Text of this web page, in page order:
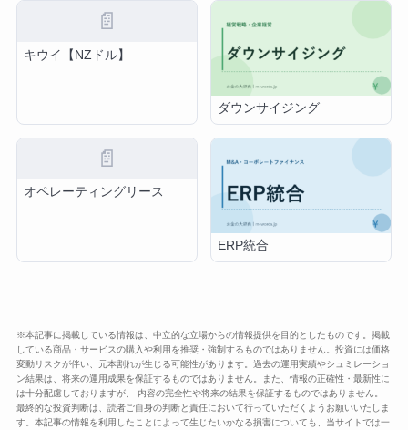
📄
キウイ【NZドル】
ダウンサイジング
📄
オペレーティングリース
ERP統合
※本記事に掲載している情報は、中立的な立場からの情報提供を目的としたものです。掲載
している商品・サービスの購入や利用を推奨・強制するものではありません。投資には価格
変動リスクが伴い、元本割れが生じる可能性があります。過去の運用実績やシュミレーショ
ン結果は、将来の運用成果を保証するものではありません。また、情報の正確性・最新性に
は十分配慮しておりますが、 内容の完全性や将来の結果を保証するものではありません。
最終的な投資判断は、読者ご自身の判断と責任において行っていただくようお願いいたしま
す。本記事の情報を利用したことによって生じたいかなる損害についても、当サイトでは一